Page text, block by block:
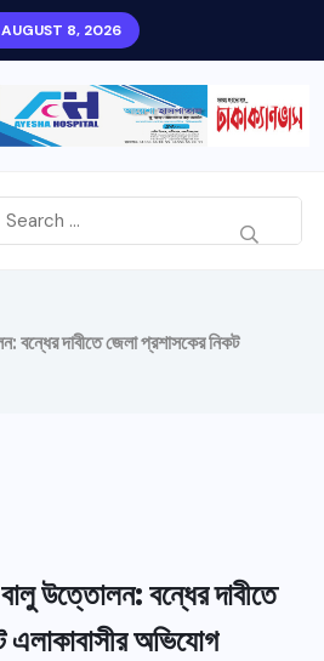
8, 2026
বন্ধের দাবীতে জেলা প্রশাসকের নিকট
উত্তোলন: বন্ধের দাবীতে
এলাকাবাসীর অভিযোগ